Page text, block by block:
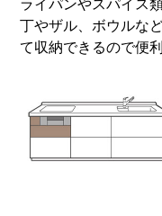
ライパンやスパイス
丁やザル、ボウルな
て収納できるので便利